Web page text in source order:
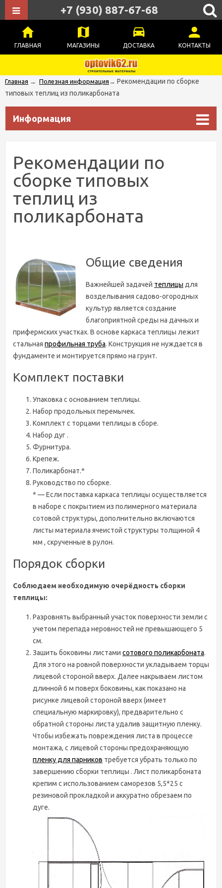
ГЛАВНАЯ МАГАЗИНЫ ДОСТАВКА КОНТАКТЫ
+7 (930) 887-67-68
Главная → Полезная информация → Рекомендации по сборке
типовых теплиц из поликарбоната
Информация
Рекомендации по
сборке типовых
теплиц из
поликарбоната
Общие сведения
Важнейшей задачей теплицы для
возделывания садово-огородных
культур является создание
благоприятной среды на дачных и
прифермских участках. В основе каркаса теплицы лежит
стальная профильная труба. Конструкция не нуждается в
фундаменте и монтируется прямо на грунт.
Комплект поставки
Упаковка с основанием теплицы.
Набор продольных перемычек.
Комплект с торцами теплицы в сборе.
Набор дуг .
Фурнитура.
Крепеж.
Поликарбонат.*
Руководство по сборке.
* — Если поставка каркаса теплицы осуществляется
в наборе с покрытием из полимерного материала
сотовой структуры, дополнительно включаются
листы материала ячеистой структуры толщиной 4
мм , скрученные в рулон.
Порядок сборки
Соблюдаем необходимую очерёдность сборки
теплицы:
Разровнять выбранный участок поверхности земли с
учетом перепада неровностей не превышающего 5
см.
Зашить боковины листами сотового поликарбоната.
Для этого на ровной поверхности укладываем торцы
лицевой стороной вверх. Далее накрываем листом
длинной 6 м поверх боковины, как показано на
рисунке лицевой стороной вверх (имеет
специальную маркировку), предварительно с
обратной стороны листа удалив защитную пленку.
Чтобы избежать повреждения листа в процессе
монтажа, с лицевой стороны предохраняющую
пленку для парников требуется убрать только по
завершению сборки теплицы . Лист поликарбоната
крепим с использованием саморезов 5,5*25 с
резиновой прокладкой и аккуратно обрезаем по
дуге.